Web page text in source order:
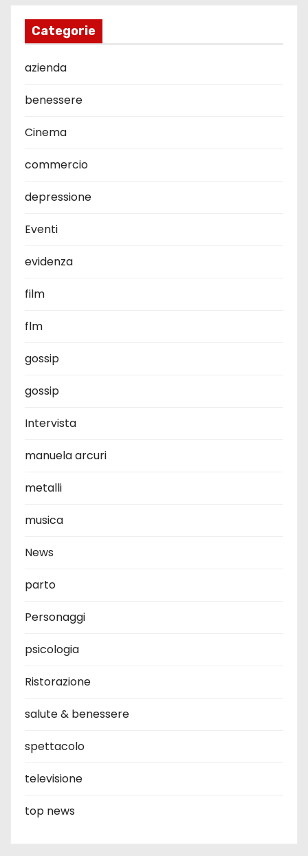
Categorie
azienda
benessere
Cinema
commercio
depressione
Eventi
evidenza
film
flm
gossip
gossip
Intervista
manuela arcuri
metalli
musica
News
parto
Personaggi
psicologia
Ristorazione
salute & benessere
spettacolo
televisione
top news